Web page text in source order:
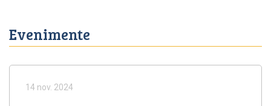
Evenimente
14 nov. 2024